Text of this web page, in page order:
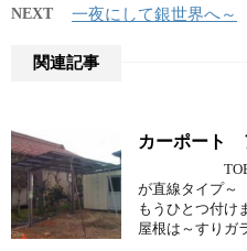
NEXT 一夜にして銀世界へ～
関連記事
カーポート
TOEX の新
が直
もうひと
屋根は～すりガ